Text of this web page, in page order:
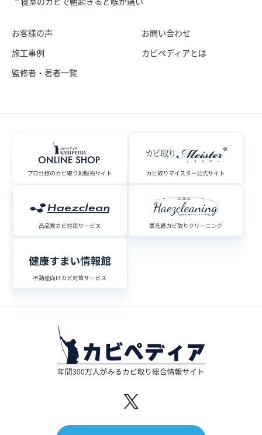
お客様の声
施工事例
監修者・著者一覧
お問い合わせ
カビペディアとは